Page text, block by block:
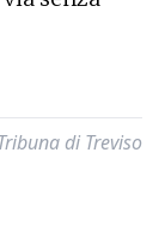
di Treviso